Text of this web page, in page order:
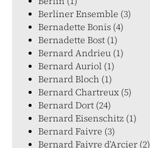
Berliner Ensemble (3)
Bernadette Bonis (4)
Bernadette Bost (1)
Bernard Andrieu (1)
Bernard Auriol (1)
Bernard Bloch (1)
Bernard Chartreux (5)
Bernard Dort (24)
Bernard Eisenschitz (1)
Bernard Faivre (3)
Bernard Faivre d’Arcier (2)